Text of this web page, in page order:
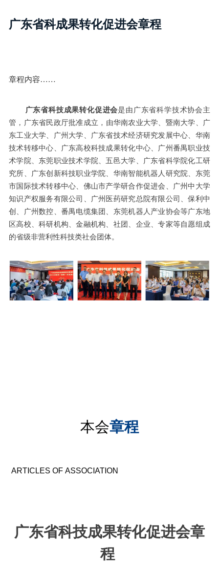
广东省科成果转化促进会章程
章程内容……
广东省科技成果转化促进会是由广东省科学技术协会主
管， 广东省民政厅批准成立，由华南农业大学、暨南大学、广
东工业大学、广州大学、广东省技术经济研究发展中心、华南
技术转移中心、广东高校科技成果转化中心、广州番禺职业技
术学院、东莞职业技术学院、五邑大学、广东省科学院化工研
究所、广东创新科技职业学院、华南智能机器人研究院、东莞
市国际技术转移中心、佛山市产学研合作促进会、广州中大学
知识产权服务有限公司、广州医药研究总院有限公司、保利中
创、广州数控、番禺电缆集团、东莞机器人产业协会等广东地
区高校、科研机构、金融机构、社团、企业、专家等自愿组成
的省级非营利性科技类社会团体。
本会章程
ARTICLES OF ASSOCIATION
广东省科技成果转化促进会章
程